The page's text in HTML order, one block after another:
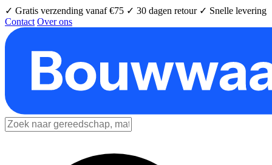
✓ Gratis verzending vanaf €75 ✓ 30 dagen retour ✓ Snelle levering
Contact Over ons